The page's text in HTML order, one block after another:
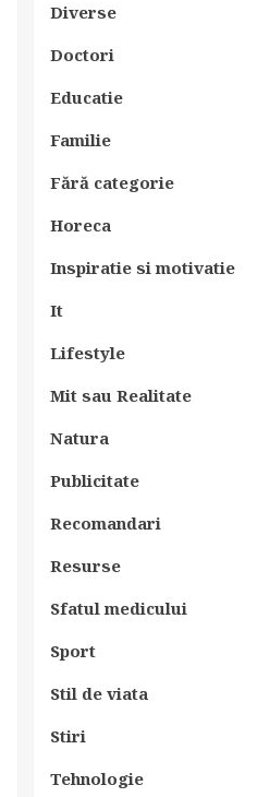
Diverse
Doctori
Educatie
Familie
Fără categorie
Horeca
Inspiratie si motivatie
It
Lifestyle
Mit sau Realitate
Natura
Publicitate
Recomandari
Resurse
Sfatul medicului
Sport
Stil de viata
Stiri
Tehnologie